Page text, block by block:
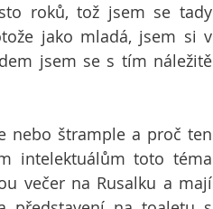
roků, tož jsem se tady
jako mladá, jsem si v
jsem se s tím náležitě
nebo štrample a proč ten
intelektuálům toto téma
večer na Rusalku a mají